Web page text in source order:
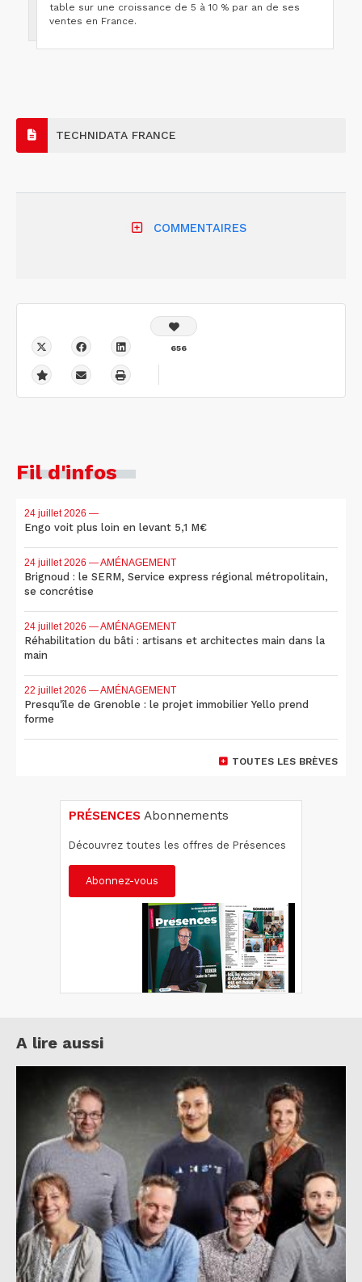
table sur une croissance de 5 à 10 % par an de ses
ventes en France.
TECHNIDATA FRANCE
COMMENTAIRES
656
Fil d'infos
24 juillet 2026 —
Engo voit plus loin en levant 5,1 M€
24 juillet 2026 — AMÉNAGEMENT
Brignoud : le SERM, Service express régional métropolitain,
se concrétise
24 juillet 2026 — AMÉNAGEMENT
Réhabilitation du bâti : artisans et architectes main dans la
main
22 juillet 2026 — AMÉNAGEMENT
Presqu'île de Grenoble : le projet immobilier Yello prend
forme
TOUTES LES BRÈVES
PRÉSENCES Abonnements
Découvrez toutes les offres de Présences
Abonnez-vous
A lire aussi